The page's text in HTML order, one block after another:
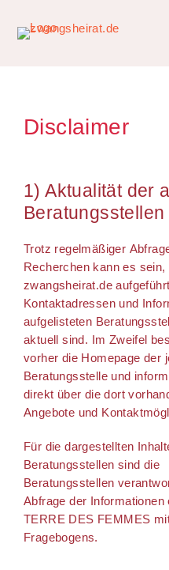
Disclaimer
1) Aktualität der
Beratungsstellen
Trotz regelmäßiger
Recherchen kann es
zwangsheirat.de
Kontaktadressen und
aufgelisteten
aktuell sind. Im Zweifel
vorher die Homepage der
Beratungsstelle und
direkt über die dort
Angebote und
Für die dargestellten
Beratungsstellen sind die
Beratungsstellen
Abfrage der Informationen
TERRE DES FEMMES
Fragebogens.